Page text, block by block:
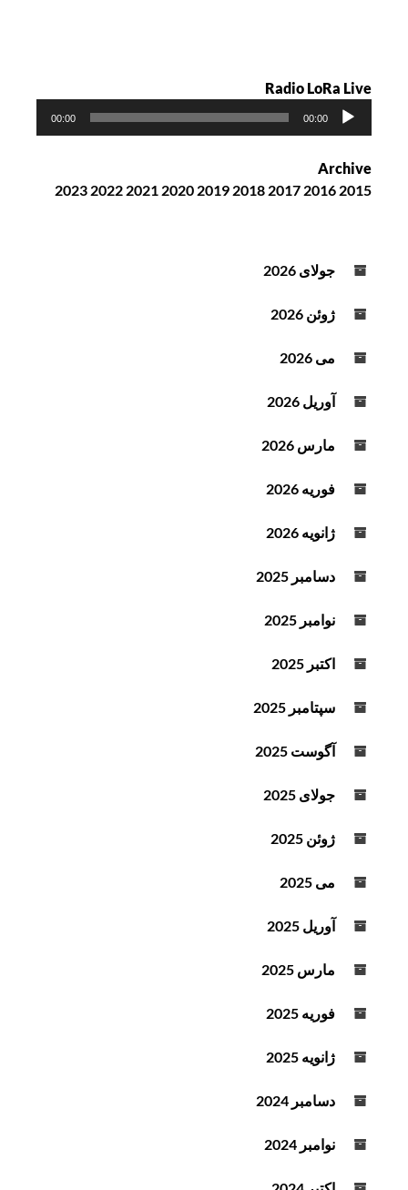
Radio LoRa Live
ک
ن
ه
و
00:00
00:00
Archive
2015
2016
2017
2018
2019
2020
2021
2022
2023
جولای 2026
ژوئن 2026
می 2026
آوریل 2026
مارس 2026
فوریه 2026
ژانویه 2026
دسامبر 2025
نوامبر 2025
اکتبر 2025
سپتامبر 2025
آگوست 2025
جولای 2025
ژوئن 2025
می 2025
آوریل 2025
مارس 2025
فوریه 2025
ژانویه 2025
دسامبر 2024
نوامبر 2024